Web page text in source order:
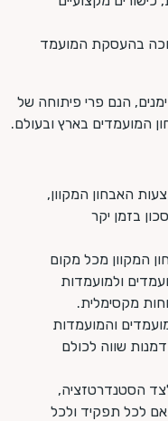
בהעסקת המועמד
הנם פרי פיתוחה של
המועמדים בארץ ובעולם.
האבחון המקוון,
בזמן יקר
המקוון מכל מקום
ולמועמדות
מקסימלית.
והמועמדות
שווה לכולם
הסטנדרטזציה,
לכל תפקיד ולכל